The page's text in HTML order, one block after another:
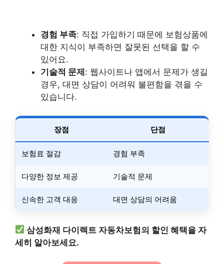
경험 부족: 직접 가입하기 때문에 보험상품에
대한 지식이 부족하면 잘못된 선택을 할 수
있어요.
기술적 문제: 웹사이트나 앱에서 문제가 생길
경우, 대면 상담이 어려워 불편함을 겪을 수
있습니다.
장점 단점
보험료 절감 경험 부족
다양한 정보 제공 기술적 문제
신속한 고객 대응 대면 상담의 어려움
삼성화재 다이렉트 자동차보험의 할인 혜택을 자
세히 알아보세요.